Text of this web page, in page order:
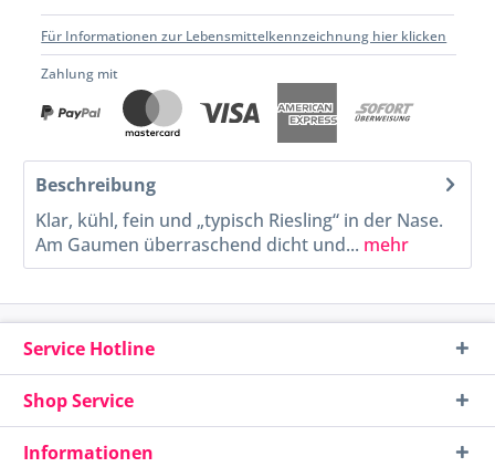
Für Informationen zur Lebensmittelkennzeichnung hier klicken
Zahlung mit
Beschreibung
Klar, kühl, fein und „typisch Riesling“ in der Nase.
Am Gaumen überraschend dicht und... mehr
Service Hotline
Shop Service
Informationen